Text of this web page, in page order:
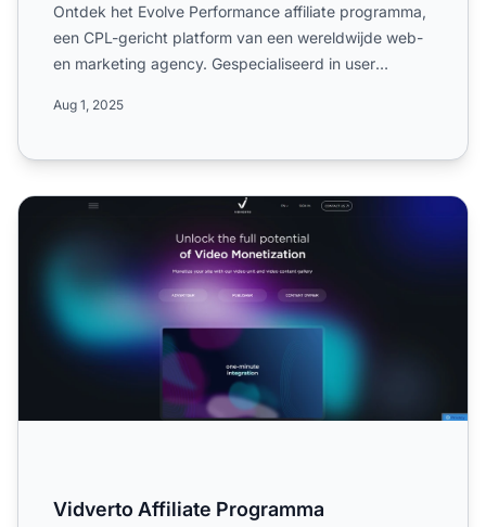
Ontdek het Evolve Performance affiliate programma,
een CPL-gericht platform van een wereldwijde web-
en marketing agency. Gespecialiseerd in user
Aug 1, 2025
Vidverto Affiliate Programma
Vidverto Affiliate Programma